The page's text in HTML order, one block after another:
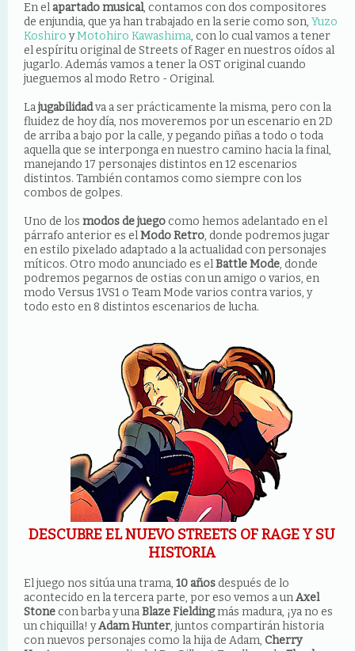
En elapartado musical, contamos con dos compositores
de enjundia, que ya han trabajado en la serie como son, Yuzo
Koshiro yMotohiro Kawashima, con lo cual vamos a tener
el espíritu original de Streets of Rager en nuestros oídos al
jugarlo. Además vamos a tener la OST original cuando
jueguemos al modo Retro - Original.
Lajugabilidadva a serprácticamente la misma, pero con la
fluidez de hoy día, nos moveremos por un escenario en 2D
de arriba a bajo por la calle, y pegando piñas a todo o toda
aquella que se interponga en nuestro camino hacia la final,
manejando 17 personajes distintos en 12 escenarios
distintos. También contamos como siempre con los
combos de golpes.
Uno de los modos de juego como hemos adelantado en el
párrafo anterior es elModo Retro, donde podremos jugar
en estilo pixelado adaptado a la actualidad con personajes
míticos. Otro modo anunciado es elBattle Mode, donde
podremos pegarnos de ostias con un amigo o varios, en
modo Versus 1VS1 o Team Mode varios contra varios, y
todo esto en 8 distintos escenarios de lucha.
DESCUBRE EL NUEVO STREETS OF RAGE Y SU
HISTORIA
El juego nos sitúa una trama, 10 añosdespués de lo
acontecido en la tercera parte, por eso vemos a unAxel
Stone con barba y unaBlaze Fieldingmás madura, ¡ya no es
un chiquilla! yAdam Hunter, juntos compartirán historia
con nuevos personajes como la hija de Adam, Cherry